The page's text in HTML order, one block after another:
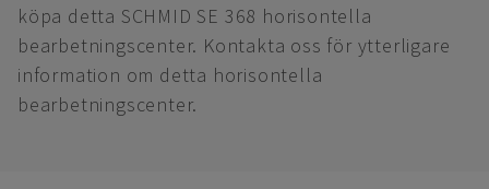
köpa detta SCHMID SE 368 horisontella
bearbetningscenter. Kontakta oss för ytterligare
information om detta horisontella
bearbetningscenter.